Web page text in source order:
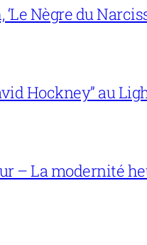
Nègre du
Hockney” au
– La modernité